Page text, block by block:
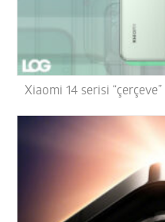
Xiaomi 14 serisi